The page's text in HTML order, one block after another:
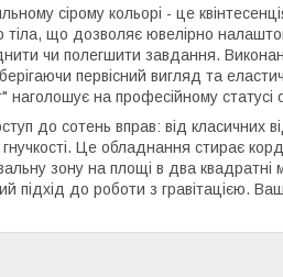
сірому кольорі - це
що дозволяє ювелірно
чи полегшити завдання. Виконані
первісний вигляд та
наголошує на професійному статусі
до сотень вправ: від класичних
гнучкості. Це обладнання стирає
зону на площі в два
підхід до роботи з гравітацією.